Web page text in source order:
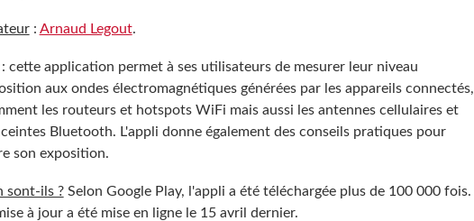
: Arnaud Legout.
: cette application permet à ses utilisateurs de mesurer leur niveau
aux ondes électromagnétiques générées par les appareils connectés,
les routeurs et hotspots WiFi mais aussi les antennes cellulaires et
Bluetooth. L'appli donne également des conseils pratiques pour
son exposition.
sont-ils ?Selon Google Play, l'appli a été téléchargée plus de 100 000 fois.
à jour a été mise en ligne le 15 avril dernier.